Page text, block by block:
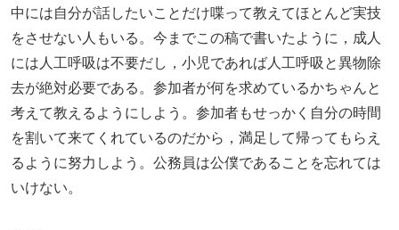
中には自分が話したいことだけ喋って教えてほとんど実技
をさせない人もいる。今までこの稿で書いたように，成人
には人工呼吸は不要だし，小児であれば人工呼吸と異物除
去が絶対必要である。参加者が何を求めているかちゃんと
考えて教えるようにしよう。参加者もせっかく自分の時間
を割いて来てくれているのだから，満足して帰ってもらえ
るように努力しよう。公務員は公僕であることを忘れては
いけない。